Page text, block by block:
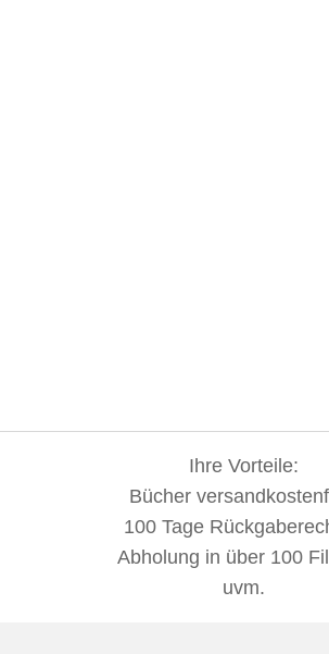
Ihre Vorteile:
Bücher
100 Tage
Abholung in über 100
uvm.